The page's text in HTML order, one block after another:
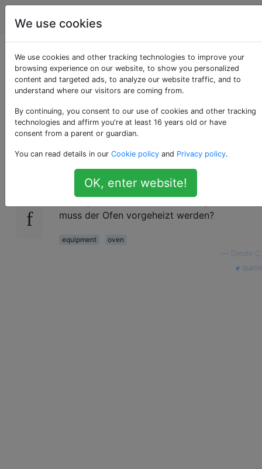
Kochen
Warum muss ein
Ofen vorgeheizt
werden?
30
Fast jedes Rezept empfiehlt, den Backofen
vor dem Gebrauch vorzuheizen. Ich vergesse
das oft, aber zum Glück scheint das nicht so
wichtig zu sein. Daher meine Frage: Warum
muss der Ofen vorgeheizt werden?
equipment
oven
Dimitri C.
quelle
We use cookies
We use cookies and other tracking technologies to improve your
browsing experience on our website, to show you personalized
content and targeted ads, to analyze our website traffic, and to
understand where our visitors are coming from.
By continuing, you consent to our use of cookies and other tracking
technologies and affirm you're at least 16 years old or have
consent from a parent or guardian.
You can read details in our Cookie policy and Privacy policy.
OK, enter website!